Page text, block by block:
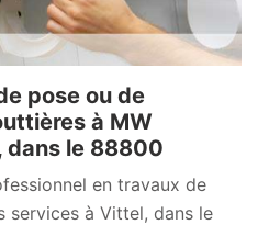
pose ou de
à MW
dans le 88800
en travaux de
services à Vittel, dans le